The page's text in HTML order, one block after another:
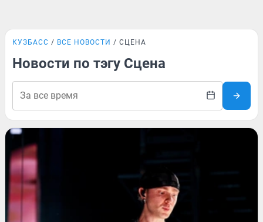
КУЗБАСС ВСЕ НОВОСТИ СЦЕНА
Новости по тэгу Сцена